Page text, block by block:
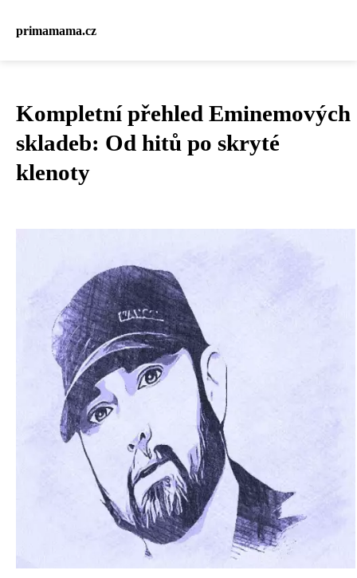
primamama.cz
Kompletní přehled Eminemových
skladeb: Od hitů po skryté
klenoty